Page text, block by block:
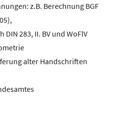
z.B. Berechnung BGF
283, II. BV und WoFlV
alter Handschriften